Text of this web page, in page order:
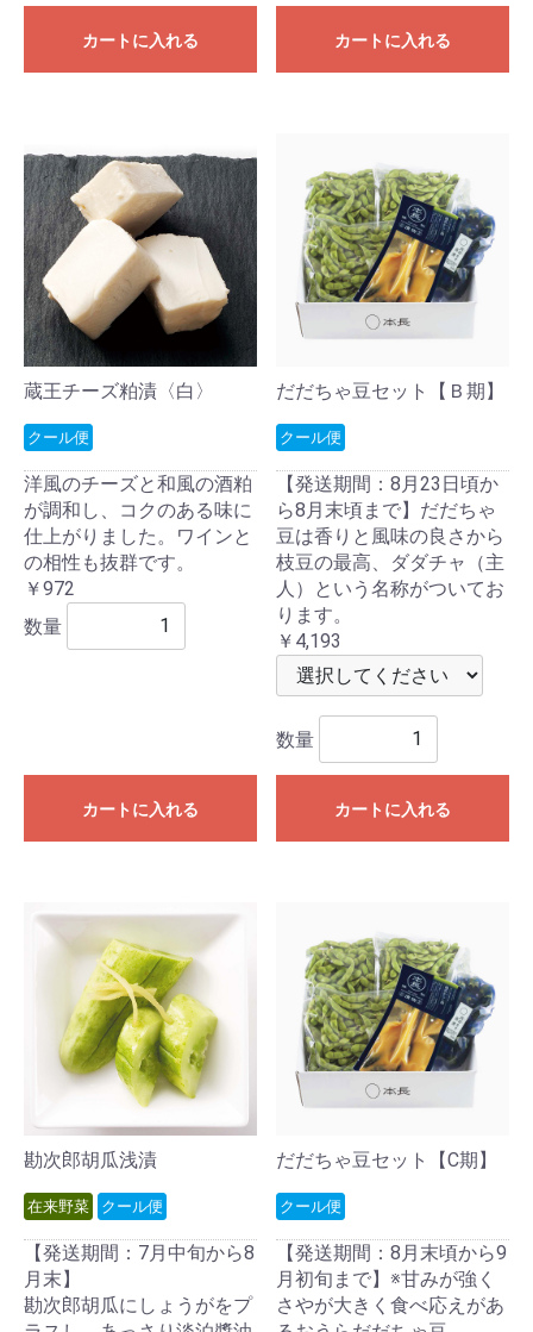
カートに入れる カートに入れる
蔵王チーズ粕漬〈白〉
クール便
洋風のチーズと和風の酒粕
が調和し、コクのある味に
仕上がりました。ワインと
の相性も抜群です。
￥972
数量
カートに入れる
だだちゃ豆セット【Ｂ期】
クール便
【発送期間：8月23日頃か
ら8月末頃まで】だだちゃ
豆は香りと風味の良さから
枝豆の最高、ダダチャ（主
人）という名称がついてお
ります。
￥4,193
数量
カートに入れる
勘次郎胡瓜浅漬
在来野菜 クール便
【発送期間：7月中旬から8
月末】
勘次郎胡瓜にしょうがをプ
だだちゃ豆セット【C期】
クール便
【発送期間：8月末頃から9
月初旬まで】※甘みが強く
さやが大きく食べ応えがあ